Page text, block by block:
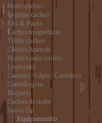
Micro caches
Regular caches
Kits & Packs
Caches magnéticas
Tricky caches
Caches Animais
Stickers para caches
Logbooks
Canetas / Lápis / Carimbos
Camuflagem
Magnets
Caches de noite
Sacos Zip
Equipamento